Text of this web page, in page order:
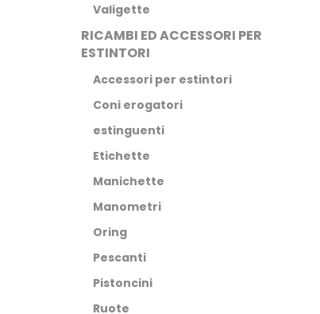
Valigette
RICAMBI ED ACCESSORI PER
ESTINTORI
Accessori per estintori
Coni erogatori
estinguenti
Etichette
Manichette
Manometri
Oring
Pescanti
Pistoncini
Ruote